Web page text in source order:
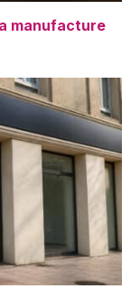
manufacture